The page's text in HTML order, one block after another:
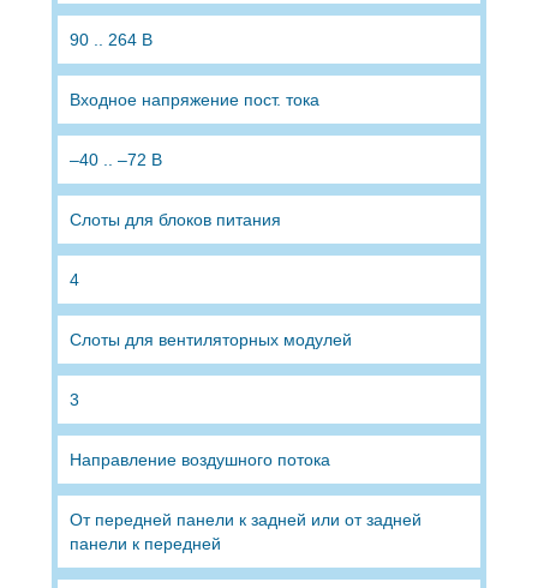
90 .. 264 В
Входное напряжение пост. тока
–40 .. –72 В
Слоты для блоков питания
4
Слоты для вентиляторных модулей
3
Направление воздушного потока
От передней панели к задней или от задней
панели к передней